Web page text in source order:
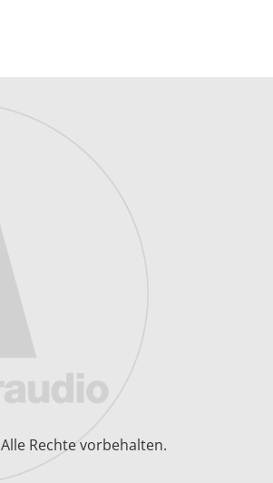
Alle Rechte vorbehalten.